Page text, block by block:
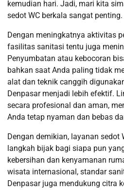
kemudian hari. Jadi, mari kita
sedot WC berkala sangat penting.
Dengan meningkatnya aktivitas
fasilitas sanitasi tentu juga
Penyumbatan atau kebocoran
bahkan saat Anda paling tidak
alat dan teknik canggih
Denpasar menjadi lebih efektif.
secara profesional dan aman,
Anda tetap nyaman dan bebas
Dengan demikian, layanan sedot
langkah bijak bagi siapa pun
kebersihan dan kenyamanan
wisata internasional, standar
Denpasar juga mendukung citra